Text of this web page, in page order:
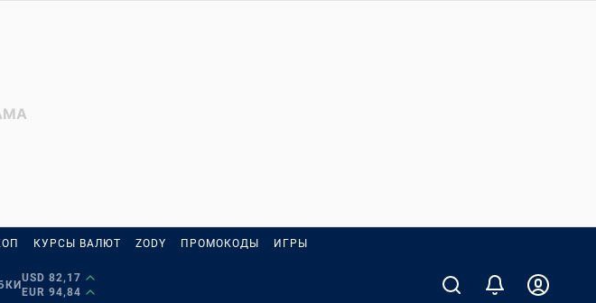
КУРСЫ ВАЛЮТ ZODY ПРОМОКОДЫ ИГРЫ
USD 82,17
EUR 94,84